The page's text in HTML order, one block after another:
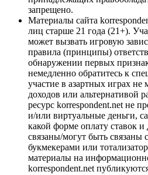
запрещено.
Материалы сайта
лиц старше 21 года (21+).
может вызвать игровую
правила (принципы)
обнаружении первых
немедленно обратитесь к
участие в азартных играх не
доходов или альтернативой
ресурс korrespondent.net не
и/или виртуальные деньги,
какой форме оплату ставок
связаны/могут быть связаны
букмекерами или
материалы на
korrespondent.net